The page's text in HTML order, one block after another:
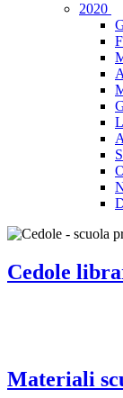
2020
Cedole
Materiali